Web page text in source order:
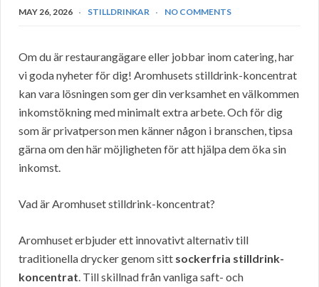
MAY 26, 2026 STILLDRINKAR NO COMMENTS
Om du är restaurangägare eller jobbar inom catering, har
vi goda nyheter för dig! Aromhusets stilldrink-koncentrat
kan vara lösningen som ger din verksamhet en välkommen
inkomstökning med minimalt extra arbete. Och för dig
som är privatperson men känner någon i branschen, tipsa
gärna om den här möjligheten för att hjälpa dem öka sin
inkomst.
Vad är Aromhuset stilldrink-koncentrat?
Aromhuset erbjuder ett innovativt alternativ till
traditionella drycker genom sitt sockerfria stilldrink-
koncentrat. Till skillnad från vanliga saft- och